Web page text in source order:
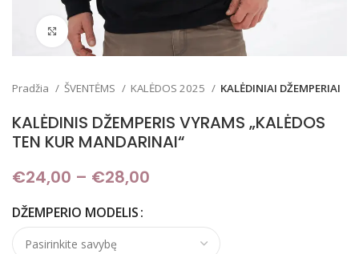
Padidinti
Pradžia ŠVENTĖMS KALĖDOS 2025 KALĖDINIAI DŽEMPERIAI
KALĖDINIS DŽEMPERIS VYRAMS „KALĖDOS
TEN KUR MANDARINAI“
€24,00 – €28,00
DŽEMPERIO MODELIS